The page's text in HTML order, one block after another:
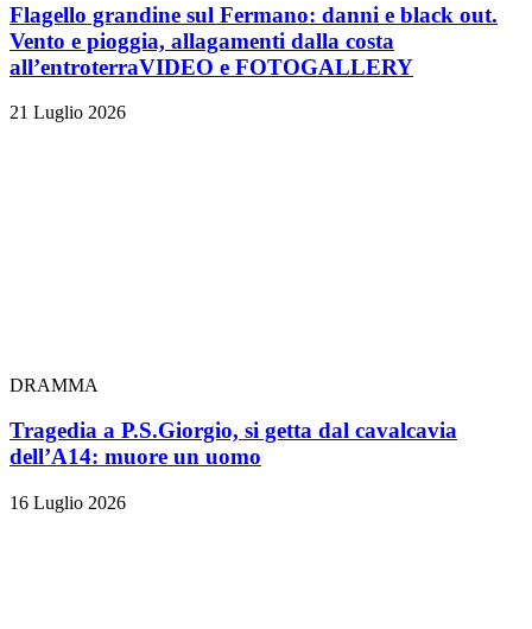
Flagello grandine sul Fermano: danni e black out.
Vento e pioggia, allagamenti dalla costa
all’entroterraVIDEO e FOTOGALLERY
21 Luglio 2026
DRAMMA
Tragedia a P.S.Giorgio, si getta dal cavalcavia
dell’A14: muore un uomo
16 Luglio 2026